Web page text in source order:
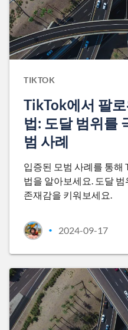
TIKTOK
TikTok에서 팔
법: 도달 범위를
범 사례
입증된 모범 사례를 통해
법을 알아보세요. 도달
존재감을 키워보세요.
• 2024-09-17